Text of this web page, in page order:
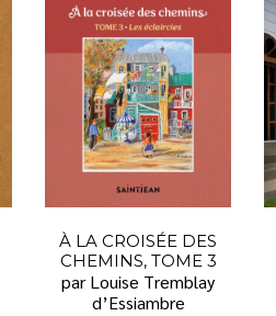
À LA CROISÉE DES
CHEMINS, TOME 3
par Louise Tremblay
d’Essiambre